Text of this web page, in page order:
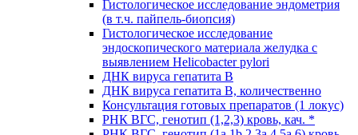
Гистологическое исследование эндометрия
(в т.ч. пайпель-биопсия)
Гистологическое исследование
эндоскопического материала желудка с
выявлением Helicobacter pylori
ДНК вируса гепатита B
ДНК вируса гепатита B, количественно
Консультация готовых препаратов (1 локус)
РНК ВГC, генотип (1,2,3) кровь, кач. *